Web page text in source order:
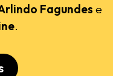
Fagundes e
.